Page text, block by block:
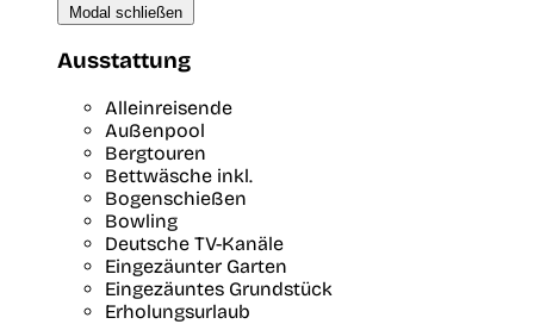
Modal schließen
Ausstattung
Alleinreisende
Außenpool
Bergtouren
Bettwäsche inkl.
Bogenschießen
Bowling
Deutsche TV-Kanäle
Eingezäunter Garten
Eingezäuntes Grundstück
Erholungsurlaub